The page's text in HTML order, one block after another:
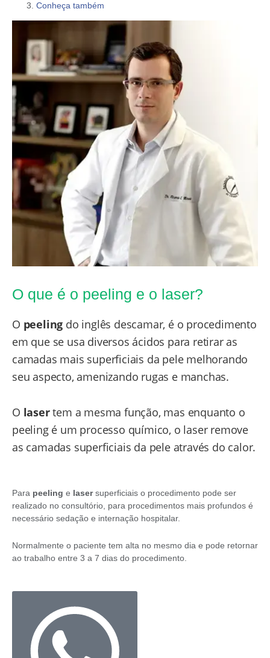
Conheça também
O que é o peeling e o laser?
O peeling do inglês descamar, é o procedimento
em que se usa diversos ácidos para retirar as
camadas mais superficiais da pele melhorando
seu aspecto, amenizando rugas e manchas.
O lasertem a mesma função, mas enquanto o
peeling é um processo químico, o laser remove
as camadas superficiais da pele através do calor.
Para peeling e lasersuperficiais o procedimento pode ser
realizado no consultório, para procedimentos mais profundos é
necessário sedação e internação hospitalar.
Normalmente o paciente tem alta no mesmo dia e pode retornar
ao trabalho entre 3 a 7 dias do procedimento.